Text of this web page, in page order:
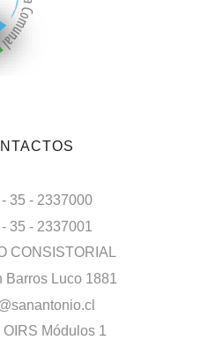
35 - 2337000
35 - 2337001
CONSISTORIAL
Barros Luco 1881
Módulos 1